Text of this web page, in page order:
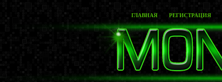
ГЛАВНАЯ РЕГИСТРАЦИЯ